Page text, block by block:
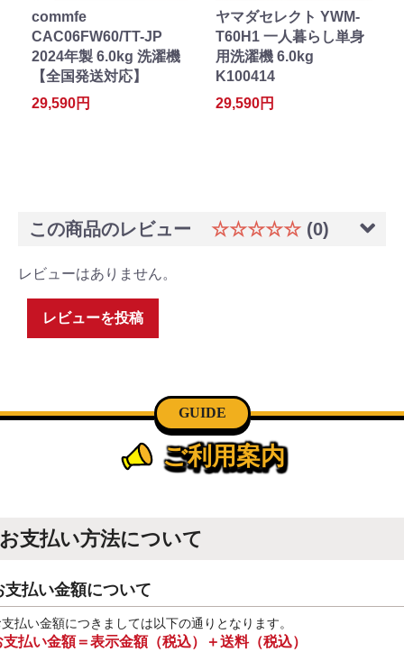
commfe
CAC06FW60/TT-JP
2024年製 6.0kg 洗濯機
【全国発送対応】
29,590円
ヤマダセレクト YWM-
T60H1 一人暮らし単身
用洗濯機 6.0kg
K100414
29,590円
この商品のレビュー ☆☆☆☆☆ (0)
レビューはありません。
レビューを投稿
GUIDE
ご利用案内
お支払い方法について
支払い金額について
払い金額につきましては以下の通りとなります。
支払い金額＝表示金額（税込）＋送料（税込）